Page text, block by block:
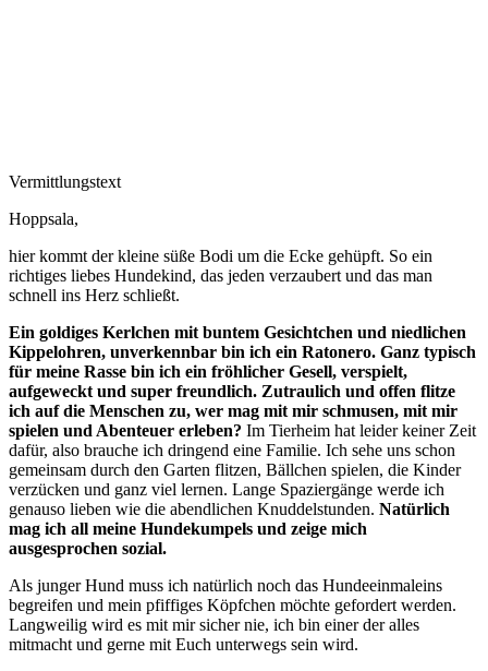
Vermittlungstext
Hoppsala,
hier kommt der kleine süße Bodi um die Ecke gehüpft. So ein
richtiges liebes Hundekind, das jeden verzaubert und das man
schnell ins Herz schließt.
Ein goldiges Kerlchen mit buntem Gesichtchen und niedlichen
Kippelohren, unverkennbar bin ich ein Ratonero. Ganz typisch
für meine Rasse bin ich ein fröhlicher Gesell, verspielt,
aufgeweckt und super freundlich. Zutraulich und offen flitze
ich auf die Menschen zu, wer mag mit mir schmusen, mit mir
spielen und Abenteuer erleben? Im Tierheim hat leider keiner Zeit
dafür, also brauche ich dringend eine Familie. Ich sehe uns schon
gemeinsam durch den Garten flitzen, Bällchen spielen, die Kinder
verzücken und ganz viel lernen. Lange Spaziergänge werde ich
genauso lieben wie die abendlichen Knuddelstunden. Natürlich
mag ich all meine Hundekumpels und zeige mich
ausgesprochen sozial.
Als junger Hund muss ich natürlich noch das Hundeeinmaleins
begreifen und mein pfiffiges Köpfchen möchte gefordert werden.
Langweilig wird es mit mir sicher nie, ich bin einer der alles
mitmacht und gerne mit Euch unterwegs sein wird.